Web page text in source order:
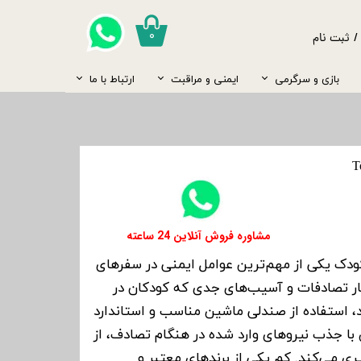
ساک حمل نوزاد
شانه و برس
شامپو و بدن شور
کیف کودک
کاغذ دیواری و برچسب
گرم کن شیشه شیر
غذا ساز
جوراب
بازی و سرگرمی
جغجغه
ایمنی و مراقبت ارتباط با ما
/ ثبت نام
از حساب کاربری
۰
یکی از مهم‌ترین عوامل ایمنی در سفرهای
تصادفات و آسیب‌های جدی که کودکان در
از صندلی ماشین مناسب و استاندارد
جذب نیروهای وارد شده در هنگام تصادف، از
​​مشاوره فروش آنلاین 24 ساعته